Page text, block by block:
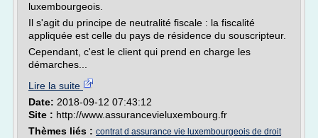
luxembourgeois.
Il s'agit du principe de neutralité fiscale : la fiscalité
appliquée est celle du pays de résidence du souscripteur.
Cependant, c'est le client qui prend en charge les
démarches...
Lire la suite
Date: 2018-09-12 07:43:12
Site : http://www.assurancevieluxembourg.fr
Thèmes liés : contrat d assurance vie luxembourgeois de droit